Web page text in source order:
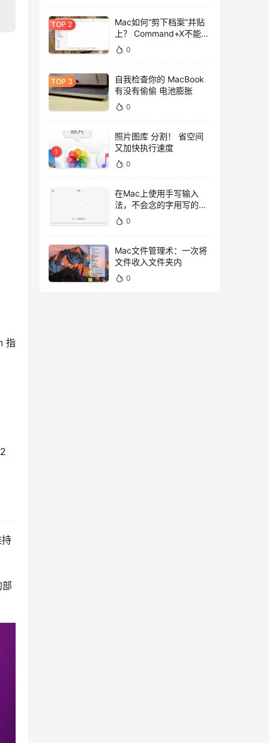
指
Mac如何“剪下档案”并贴
上？ Command+X不能
用，用这招吧！
0
自我检查你的 MacBook
有没有偷偷 电池膨胀
0
照片图库 分割！ 省空间
又加快执行速度
0
在Mac上使用手写输入
法，不会念的字用写的就
好！
0
Mac文件管理术：一次将
文件收入文件夹内
0